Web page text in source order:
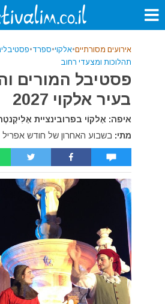
אירועים מסורתיים•אלקוי•ספרד•
תהלוכות ומצעדי רחוב
פסטיבל המורים
בעיר אלקוי 2027
איפה: אָלקוֹי בפרובינציית
מתי: בשבוע האחרון של חודש אפריל